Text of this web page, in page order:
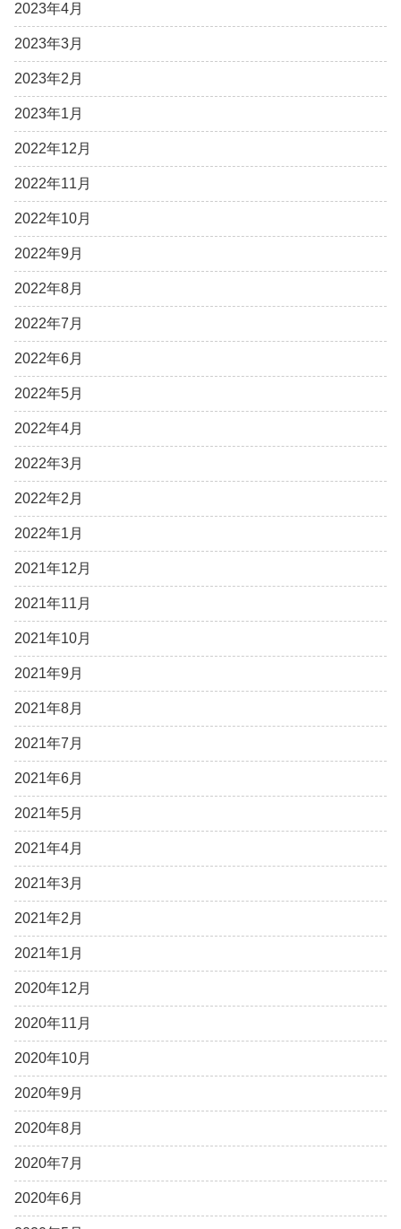
2023年4月
2023年3月
2023年2月
2023年1月
2022年12月
2022年11月
2022年10月
2022年9月
2022年8月
2022年7月
2022年6月
2022年5月
2022年4月
2022年3月
2022年2月
2022年1月
2021年12月
2021年11月
2021年10月
2021年9月
2021年8月
2021年7月
2021年6月
2021年5月
2021年4月
2021年3月
2021年2月
2021年1月
2020年12月
2020年11月
2020年10月
2020年9月
2020年8月
2020年7月
2020年6月